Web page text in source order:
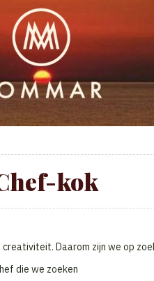
kok
Daarom zijn we op
die we zoeken